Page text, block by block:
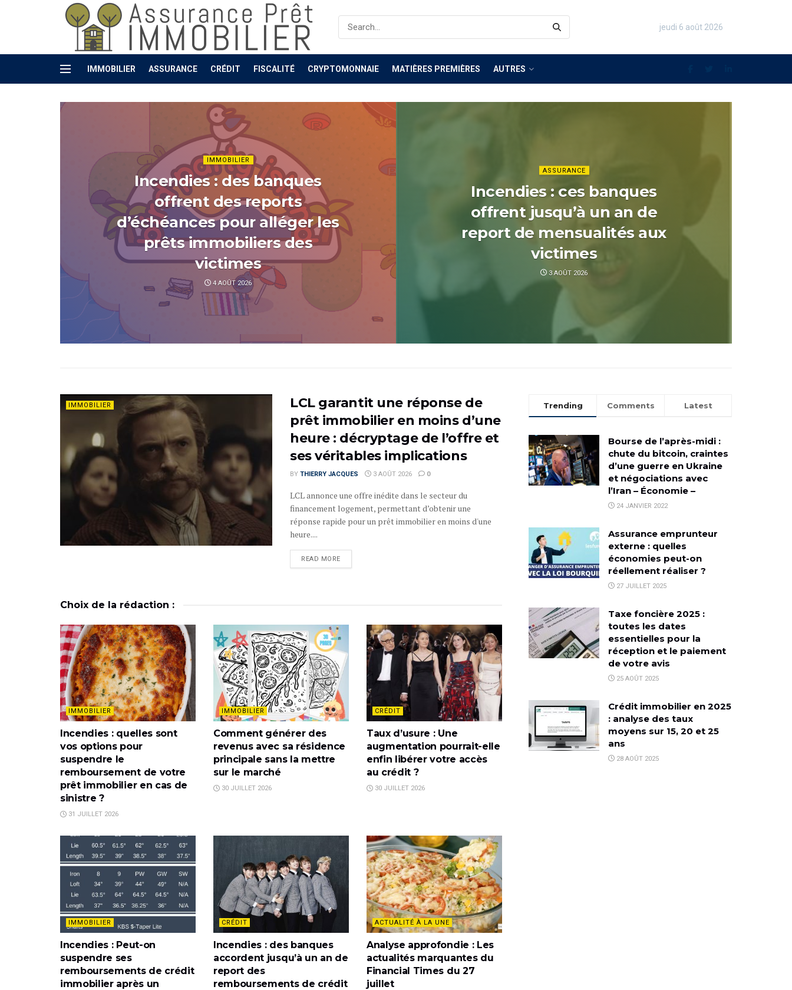
Assurance Prêt Immo, Crédit Immo et Actu
jeudi 6 août 2026
IMMOBILIER ASSURANCE CRÉDIT FISCALITÉ CRYPTOMONNAIE MATIÈRES PREMIÈRES AUTRES
IMMOBILIER
Incendies : des banques
offrent des reports
d’échéances pour alléger les
prêts immobiliers des
victimes
4 AOÛT 2026
ASSURANCE
Incendies : ces banques
offrent jusqu’à un an de
report de mensualités aux
victimes
3 AOÛT 2026
IMMOBILIER
LCL garantit une réponse de
prêt immobilier en moins d’une
heure : décryptage de l’offre et
ses véritables implications
BY THIERRY JACQUES 3 AOÛT 2026 0
LCL annonce une offre inédite dans le secteur du
financement logement, permettant d’obtenir une
réponse rapide pour un prêt immobilier en moins d'une
heure....
READ MORE
Choix de la rédaction :
IMMOBILIER
Incendies : quelles sont
vos options pour
suspendre le
remboursement de votre
prêt immobilier en cas de
sinistre ?
31 JUILLET 2026
IMMOBILIER
Comment générer des
revenus avec sa résidence
principale sans la mettre
sur le marché
30 JUILLET 2026
CRÉDIT
Taux d’usure : Une
augmentation pourrait-elle
enfin libérer votre accès
au crédit ?
30 JUILLET 2026
IMMOBILIER
Incendies : Peut-on
suspendre ses
remboursements de crédit
immobilier après un
CRÉDIT
Incendies : des banques
accordent jusqu’à un an de
report des
remboursements de crédit
ACTUALITÉ À LA UNE
Analyse approfondie : Les
actualités marquantes du
Financial Times du 27
juillet
Trending Comments Latest
Bourse de l’après-midi :
chute du bitcoin, craintes
d’une guerre en Ukraine
et négociations avec
l’Iran – Économie –
24 JANVIER 2022
Assurance emprunteur
externe : quelles
économies peut-on
réellement réaliser ?
27 JUILLET 2025
Taxe foncière 2025 :
toutes les dates
essentielles pour la
réception et le paiement
de votre avis
25 AOÛT 2025
Crédit immobilier en 2025
: analyse des taux
moyens sur 15, 20 et 25
ans
28 AOÛT 2025